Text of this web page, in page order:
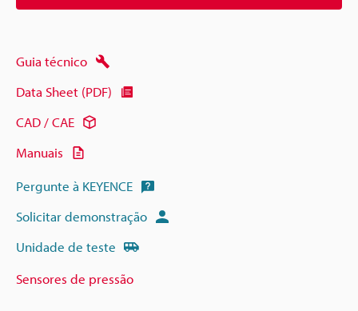
Guia técnico
Data Sheet (PDF)
CAD / CAE
Manuais
Pergunte à KEYENCE
Solicitar demonstração
Unidade de teste
Sensores de pressão